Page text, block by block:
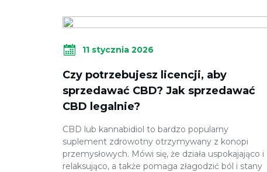
11 stycznia 2026
Czy potrzebujesz licencji, aby
sprzedawać CBD? Jak sprzedawać
CBD legalnie?
CBD lub kannabidiol to bardzo popularny
suplement zdrowotny otrzymywany z konopi
przemysłowych. Mówi się, że działa uspokajająco i
relaksująco, a także pomaga złagodzić ból i stany